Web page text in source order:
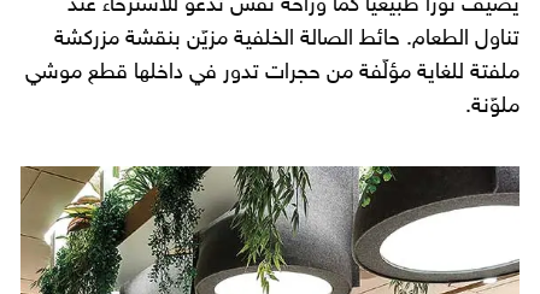
يضيف نوراً طبيعياً كما وراحة نفس تدعو للاسترخاء عند
تناول الطعام. حائط الصالة الخلفية مزيّن بنقشة مزركشة
ملفتة للغاية مؤلّفة من حجرات تدور في داخلها قطع موشي
ملوّنة.